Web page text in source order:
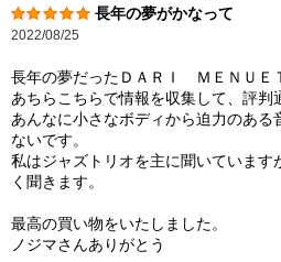
長年の夢がかなって
2022/08/25
長年の夢だったＤＡＲＩ ＭＥＮＵＥ
あちらこちらで情報を収集して、評判
あんなに小さなボディから迫力のあ
ないです。
私はジャズトリオを主に聞いています
く聞きます。
最高の買い物をいたしました。
ノジマさんありがとう